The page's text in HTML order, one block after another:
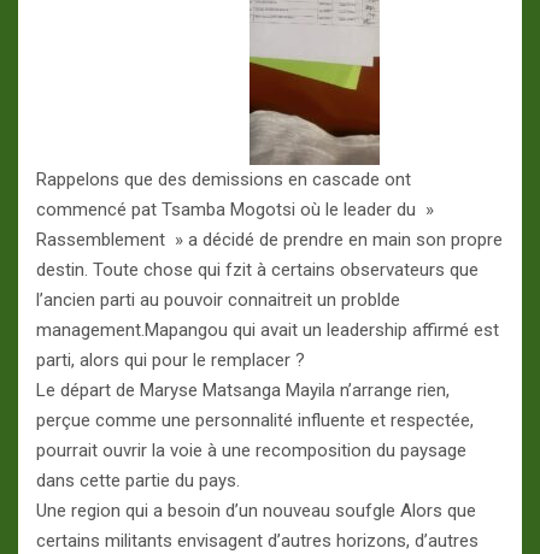
Rappelons que des demissions en cascade ont
commencé pat Tsamba Mogotsi où le leader du »
Rassemblement » a décidé de prendre en main son propre
destin. Toute chose qui fzit à certains observateurs que
l’ancien parti au pouvoir connaitreit un problde
management.Mapangou qui avait un leadership affirmé est
parti, alors qui pour le remplacer ?
Le départ de Maryse Matsanga Mayila n’arrange rien,
perçue comme une personnalité influente et respectée,
pourrait ouvrir la voie à une recomposition du paysage
dans cette partie du pays.
Une region qui a besoin d’un nouveau soufgle Alors que
certains militants envisagent d’autres horizons, d’autres